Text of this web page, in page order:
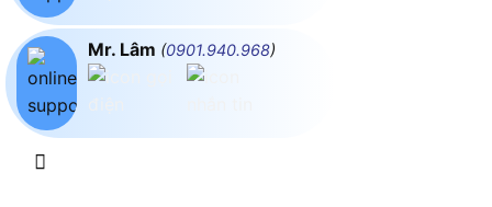
Mr. Lâm (0901.940.968)